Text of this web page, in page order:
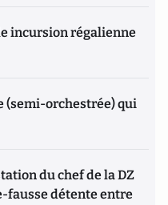
incursion régalienne
(semi-orchestrée) qui
du chef de la DZ
fausse détente entre